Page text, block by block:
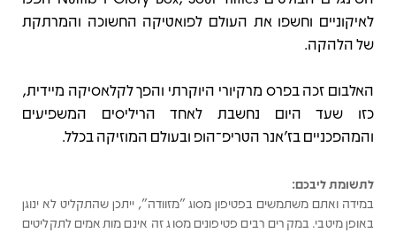
לאיקוניים וחשפו את העולם לפואטיקה החשוכה והמרתקת
של הלהקה.
האלבום זכה בפרס מרקיורי היוקרתי והפך לקלאסיקה מיידית,
כזו שעד היום נחשבת לאחד הריליסים המשפיעים
והמהפכניים בז'אנר הטריפ־הופ ובעולם המוזיקה בכלל.
לתשומת ליבכם:
במידה ואתם משתמשים בפטיפון מסוג "מזוודה", ייתכן שהתקליט לא ינוגן
באופן מיטבי. במקרים רבים פטיפונים מסוג זה אינם מותאמים לתקליטים